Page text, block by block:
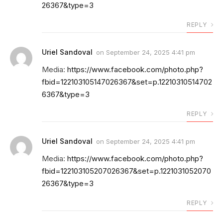
26367&type=3
REPLY
Uriel Sandoval on September 24, 2025 4:41 pm
Media: https://www.facebook.com/photo.php?
fbid=122103105147026367&set=p.12210310514702
6367&type=3
REPLY
Uriel Sandoval on September 24, 2025 4:41 pm
Media: https://www.facebook.com/photo.php?
fbid=122103105207026367&set=p.1221031052070
26367&type=3
REPLY